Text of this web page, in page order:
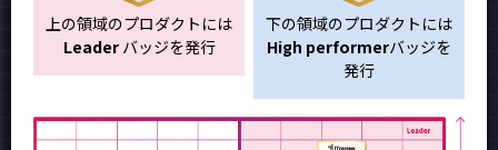
上の領域のプロダクトには
Leaderバッジを発行
下の領域のプロダクトには
High performerバッジを
発行